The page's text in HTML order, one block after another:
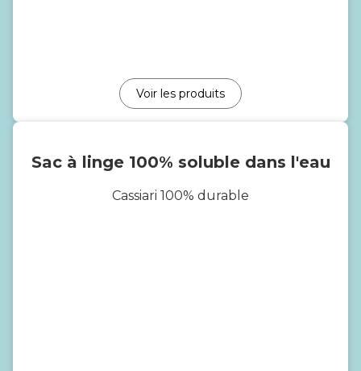
Voir les produits
Sac à linge 100% soluble dans l'eau
Cassiari 100% durable